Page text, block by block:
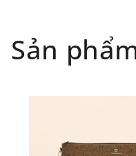
Đối tượng
hàng ONLINE
Thời gian nhận
TPHCM, sản
Sản